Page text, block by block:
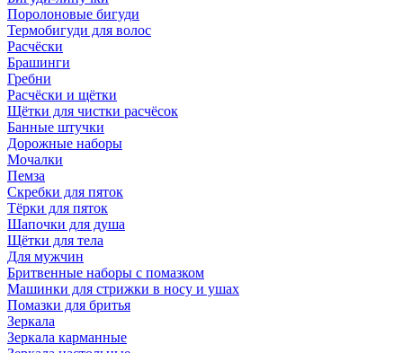
Поролоновые бигуди
Термобигуди для волос
Расчёски
Брашинги
Гребни
Расчёски и щётки
Щётки для чистки расчёсок
Банные штучки
Дорожные наборы
Мочалки
Пемза
Скребки для пяток
Тёрки для пяток
Шапочки для душа
Щётки для тела
Для мужчин
Бритвенные наборы с помазком
Машинки для стрижки в носу и ушах
Помазки для бритья
Зеркала
Зеркала карманные